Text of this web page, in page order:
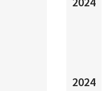
2024